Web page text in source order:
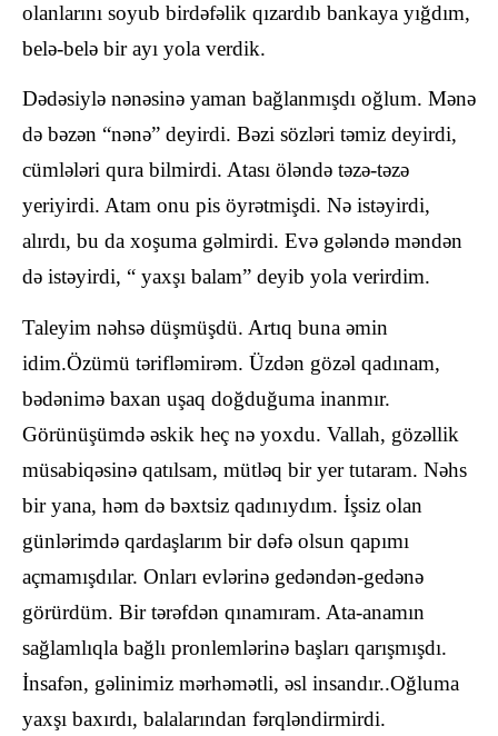
olanlarını soyub birdəfəlik qızardıb bankaya yığdım,
belə-belə bir ayı yola verdik.
Dədəsiylə nənəsinə yaman bağlanmışdı oğlum. Mənə
də bəzən “nənə” deyirdi. Bəzi sözləri təmiz deyirdi,
cümlələri qura bilmirdi. Atası öləndə təzə-təzə
yeriyirdi. Atam onu pis öyrətmişdi. Nə istəyirdi,
alırdı, bu da xoşuma gəlmirdi. Evə gələndə məndən
də istəyirdi, “ yaxşı balam” deyib yola verirdim.
Taleyim nəhsə düşmüşdü. Artıq buna əmin
idim.Özümü tərifləmirəm. Üzdən gözəl qadınam,
bədənimə baxan uşaq doğduğuma inanmır.
Görünüşümdə əskik heç nə yoxdu. Vallah, gözəllik
müsabiqəsinə qatılsam, mütləq bir yer tutaram. Nəhs
bir yana, həm də bəxtsiz qadınıydım. İşsiz olan
günlərimdə qardaşlarım bir dəfə olsun qapımı
açmamışdılar. Onları evlərinə gedəndən-gedənə
görürdüm. Bir tərəfdən qınamıram. Ata-anamın
sağlamlıqla bağlı pronlemlərinə başları qarışmışdı.
İnsafən, gəlinimiz mərhəmətli, əsl insandır..Oğluma
yaxşı baxırdı, balalarından fərqləndirmirdi.